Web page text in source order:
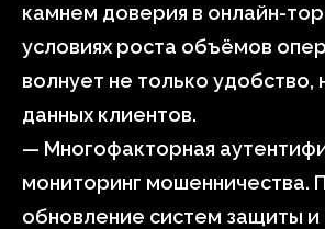
камнем доверия в онлайн-
условиях роста объёмов
волнует не только удобство,
данных клиентов.
— Многофакторная
мониторинг мошенничества.
обновление систем защиты и